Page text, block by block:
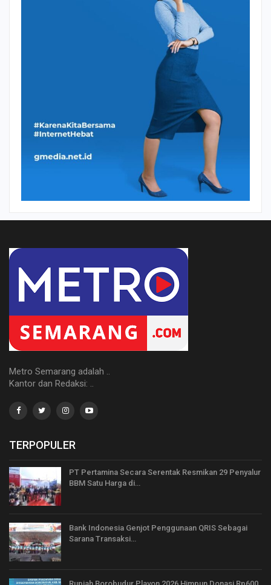
Metro Semarang adalah ..
Kantor dan Redaksi: ..
TERPOPULER
PT Pertamina Secara Serentak Resmikan 29 Penyalur
BBM Satu Harga di…
Bank Indonesia Genjot Penggunaan QRIS Sebagai
Sarana Transaksi…